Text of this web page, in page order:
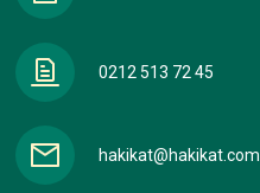
0212 513 72 45
hakikat@hakikat.com